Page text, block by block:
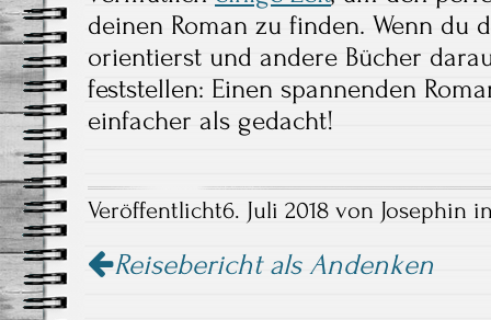
deinen Roman zu finden. Wenn du
orientierst und andere Bücher
feststellen: Einen spannenden
einfacher als gedacht!
Veröffentlicht6. Juli 2018 von Josephin
Reisebericht als Andenken